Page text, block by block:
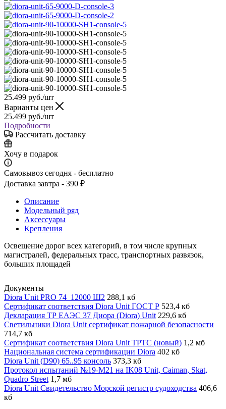
25.499 руб./шт
Варианты цен
25.499 руб./шт
Подробности
Рассчитать доставку
Хочу в подарок
Самовывоз сегодня - бесплатно
Доставка завтра - 390 ₽
Описание
Модельный ряд
Аксессуары
Крепления
Освещение дорог всех категорий, в том числе крупных
магистралей, федеральных трасс, транспортных развязок,
больших площадей
Документы
Diora Unit PRO 74_12000 Ш2 288,1 кб
Сертификат соответствия Diora Unit ГОСТ Р 523,4 кб
Декларация ТР ЕАЭС 37 Диора (Diora) Unit 229,6 кб
Светильники Diora Unit сертификат пожарной безопасности
714,7 кб
Сертификат соответствия Diora Unit ТРТС (новый) 1,2 мб
Национальная система сертификации Diora 402 кб
Diora Unit (D90) 65..95 консоль 373,3 кб
Протокол испытаний №19-М21 на IK08 Unit, Caiman, Skat,
Quadro Street 1,7 мб
Diora Unit Свидетельство Морской регистр судоходства 406,6
кб